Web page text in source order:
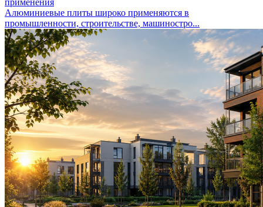
Алюминиевые плиты широко применяются в
промышленности, строительстве, машиностро...